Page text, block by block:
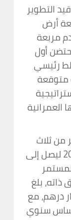
التطوير
أرض
ملايين قدم مربعة
ستحتضن أول
رئيسي
متوقعة
من ثلاث
مرات خلال النصف الأول من عام 2025 ليصل إلى
بلغ
المجموعة 8.8 مليار درهم، مع
189% على أساس سنوي